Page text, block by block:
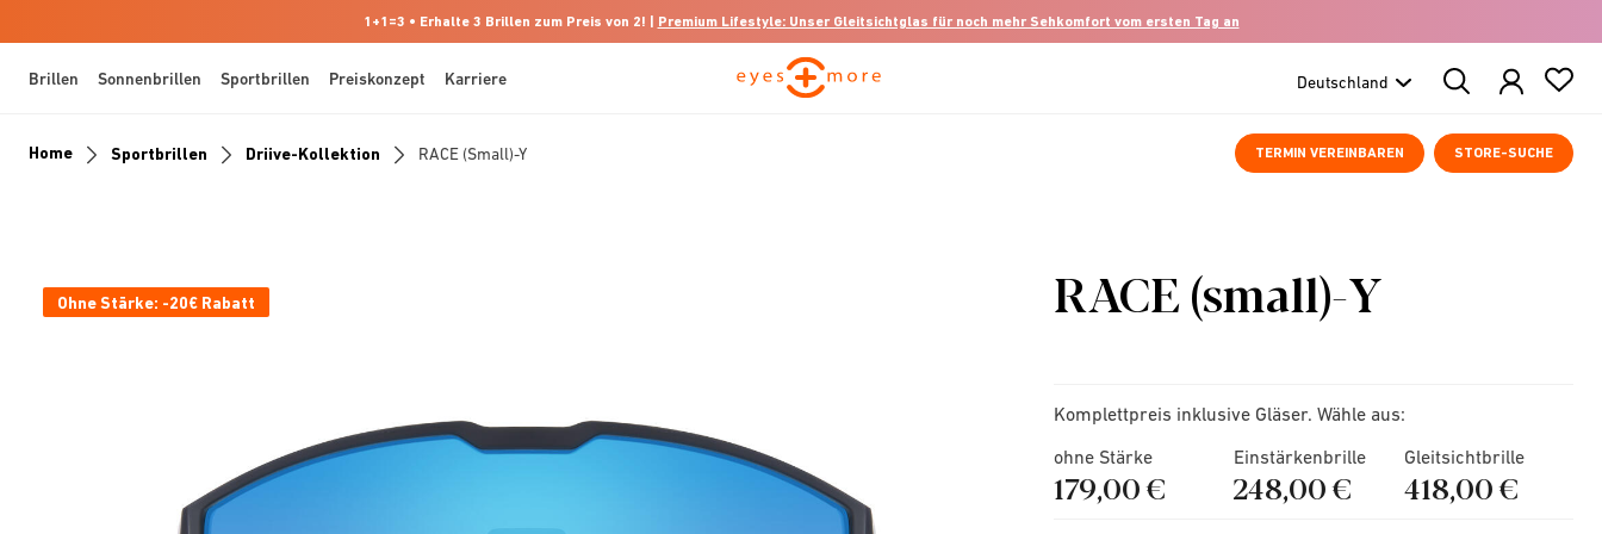
1+1=3 • Erhalte 3 Brillen zum Preis von 2! | Premium Lifestyle: Unser Gleitsichtglas für noch mehr Sehkomfort vom ersten Tag an
Brillen Sonnenbrillen Sportbrillen Preiskonzept Karriere
Search
Products
TERMIN VEREINBAREN STORE-SUCHE
Home Sportbrillen Driive-Kollektion RACE (small)-Y
Ohne Stärke: -20€ Rabatt RACE (small)-Y
Komplettpreis inklusive Gläser. Wähle aus:
ohne Stärke
179,00 €
Einstärkenbrille
248,00 €
Gleitsichtbrille
418,00 €